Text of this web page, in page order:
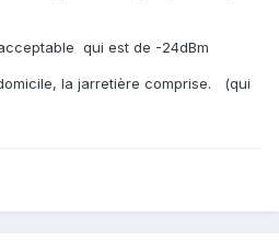
qui est de -24dBm
la jarretière comprise. (qui